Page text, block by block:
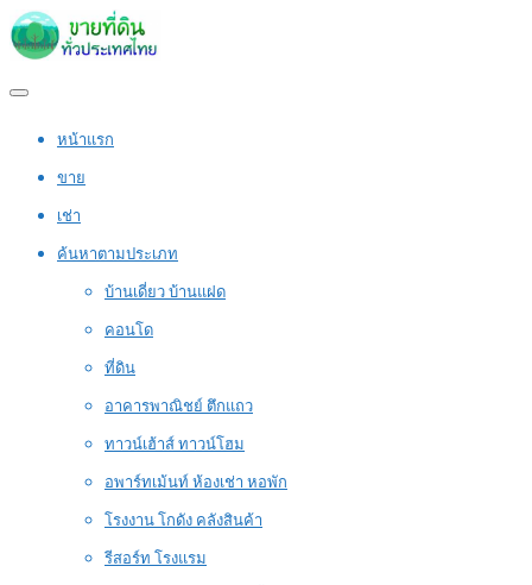
หน้าแรก
ขาย
เช่า
ค้นหาตามประเภท
บ้านเดี่ยว บ้านแฝด
คอนโด
ที่ดิน
อาคารพาณิชย์ ตึกแถว
ทาวน์เฮ้าส์ ทาวน์โฮม
อพาร์ทเม้นท์ ห้องเช่า หอพัก
โรงงาน โกดัง คลังสินค้า
รีสอร์ท โรงแรม